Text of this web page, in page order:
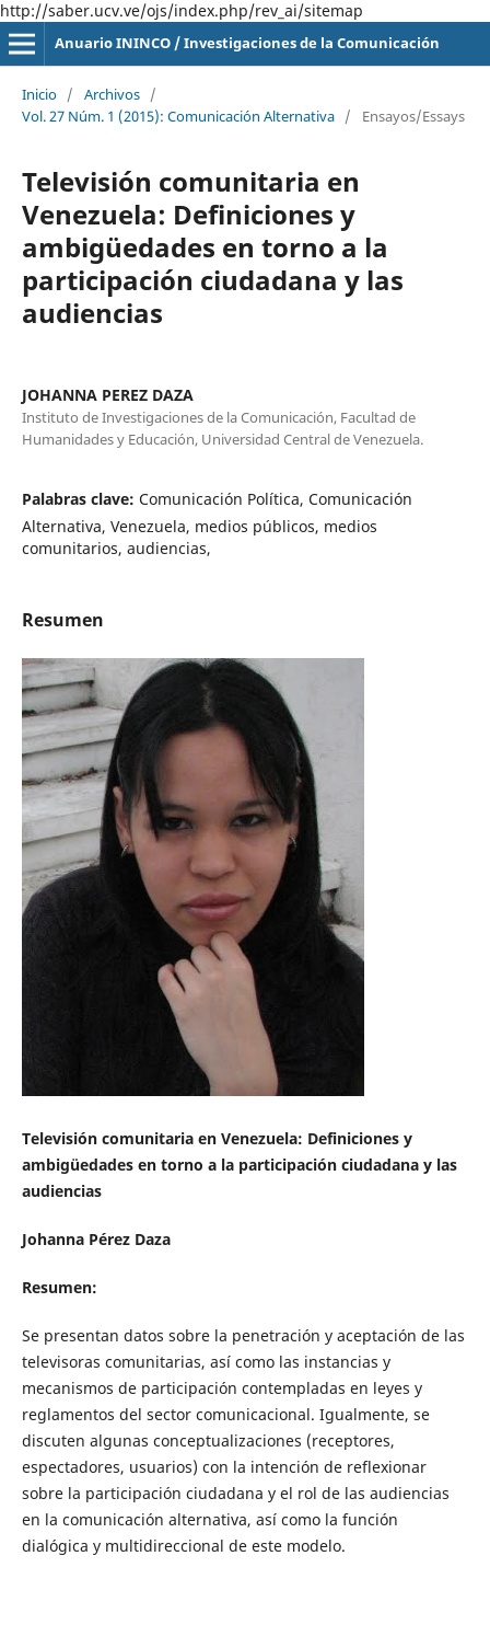
http://saber.ucv.ve/ojs/index.php/rev_ai/sitemap
Anuario ININCO / Investigaciones de la Comunicación
Inicio / Archivos /
Vol. 27 Núm. 1 (2015): Comunicación Alternativa / Ensayos/Essays
Televisión comunitaria en
Venezuela: Definiciones y
ambigüedades en torno a la
participación ciudadana y las
audiencias
JOHANNA PEREZ DAZA
Instituto de Investigaciones de la Comunicación, Facultad de
Humanidades y Educación, Universidad Central de Venezuela.
Palabras clave: Comunicación Política, Comunicación
Alternativa, Venezuela, medios públicos, medios
comunitarios, audiencias,
Resumen
Televisión comunitaria en Venezuela: Definiciones y
ambigüedades en torno a la participación ciudadana y las
audiencias
Johanna Pérez Daza
Resumen:
Se presentan datos sobre la penetración y aceptación de las
televisoras comunitarias, así como las instancias y
mecanismos de participación contempladas en leyes y
reglamentos del sector comunicacional. Igualmente, se
discuten algunas conceptualizaciones (receptores,
espectadores, usuarios) con la intención de reflexionar
sobre la participación ciudadana y el rol de las audiencias
en la comunicación alternativa, así como la función
dialógica y multidireccional de este modelo.